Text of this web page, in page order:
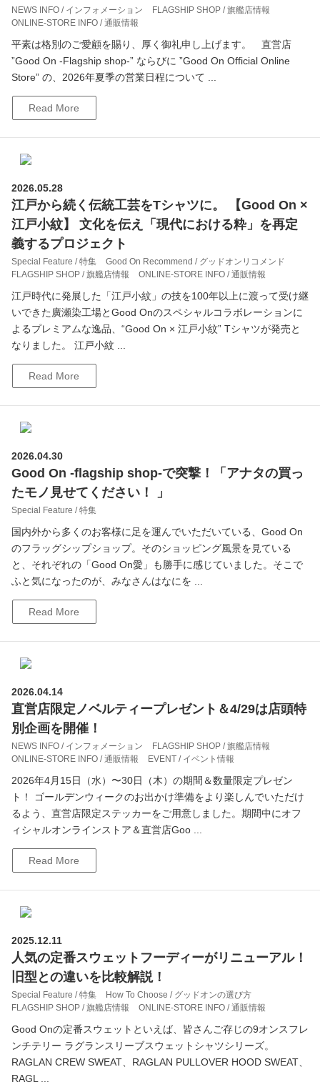
NEWS INFO / インフォメーション
FLAGSHIP SHOP / 旗艦店情報
ONLINE-STORE INFO / 通販情報
平素は格別のご愛顧を賜り、厚く御礼申し上げます。 直営店
”Good On -Flagship shop-” ならびに ”Good On Official Online
Store” の、2026年夏季の営業日程について ...
Read More
2026.05.28
江戸から続く伝統工芸をTシャツに。 【Good On ×
江戸小紋】 文化を伝え「現代における粋」を再定
義するプロジェクト
Special Feature / 特集
Good On Recommend / グッドオンリコメンド
FLAGSHIP SHOP / 旗艦店情報
ONLINE-STORE INFO / 通販情報
江戸時代に発展した「江戸小紋」の技を100年以上に渡って受け継
いできた廣瀬染工場とGood Onのスペシャルコラボレーションに
よるプレミアムな逸品、“Good On × 江戸小紋” Tシャツが発売と
なりました。 江戸小紋 ...
Read More
2026.04.30
Good On -flagship shop-で突撃！「アナタの買っ
たモノ見せてください！ 」
Special Feature / 特集
国内外から多くのお客様に足を運んでいただいている、Good On
のフラッグシップショップ。そのショッピング風景を見ている
と、それぞれの「Good On愛」も勝手に感じていました。そこで
ふと気になったのが、みなさんはなにを ...
Read More
2026.04.14
直営店限定ノベルティープレゼント＆4/29は店頭特
別企画を開催！
NEWS INFO / インフォメーション
FLAGSHIP SHOP / 旗艦店情報
ONLINE-STORE INFO / 通販情報
EVENT / イベント情報
2026年4月15日（水）〜30日（木）の期間＆数量限定プレゼン
ト！ ゴールデンウィークのお出かけ準備をより楽しんでいただけ
るよう、直営店限定ステッカーをご用意しました。期間中にオフ
ィシャルオンラインストア＆直営店Goo ...
Read More
2025.12.11
人気の定番スウェットフーディーがリニューアル！
旧型との違いを比較解説！
Special Feature / 特集
How To Choose / グッドオンの選び方
FLAGSHIP SHOP / 旗艦店情報
ONLINE-STORE INFO / 通販情報
Good Onの定番スウェットといえば、皆さんご存じの9オンスフレ
ンチテリー ラグランスリーブスウェットシャツシリーズ。
RAGLAN CREW SWEAT、RAGLAN PULLOVER HOOD SWEAT、
RAGL ...